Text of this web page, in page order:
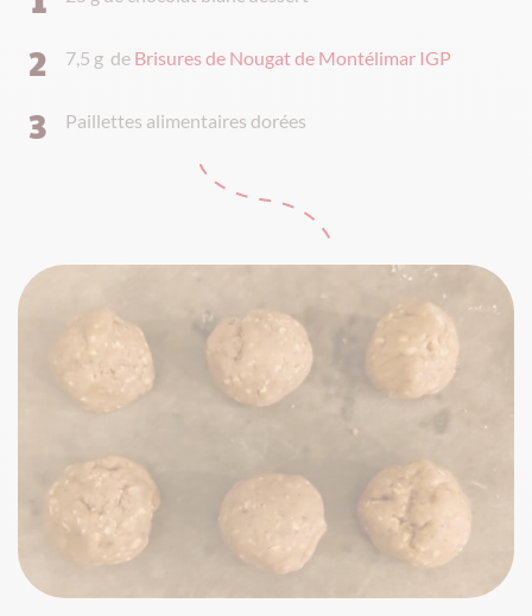
7,5 g de Brisures de Nougat de Montélimar IGP
Paillettes alimentaires dorées